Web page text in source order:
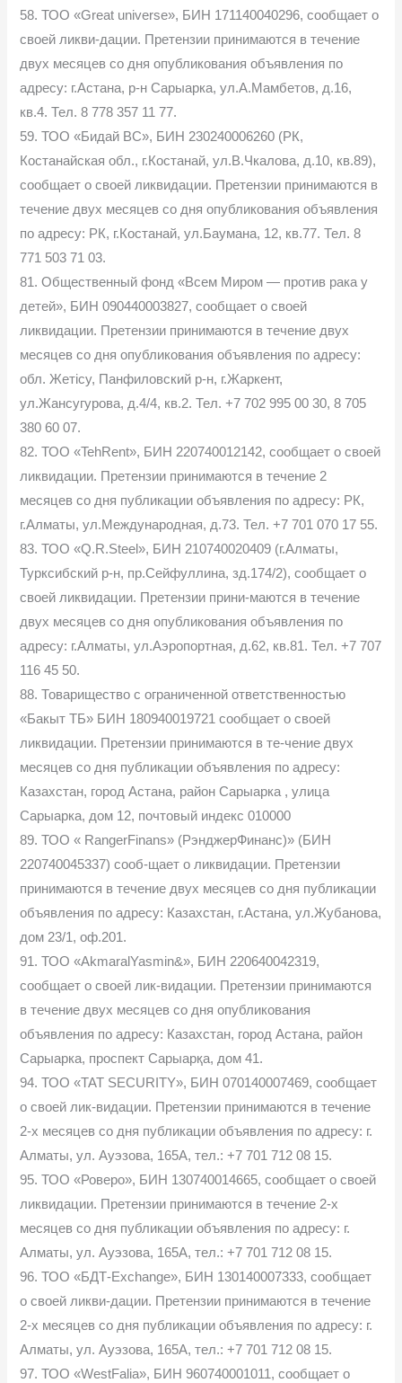
58. ТОО «Great universe», БИН 171140040296, сообщает о
своей ликви-дации. Претензии принимаются в течение
двух месяцев со дня опубликования объявления по
адресу: г.Астана, р-н Сарыарка, ул.А.Мамбетов, д.16,
кв.4. Тел. 8 778 357 11 77.
59. ТОО «Бидай ВС», БИН 230240006260 (РК,
Костанайская обл., г.Костанай, ул.В.Чкалова, д.10, кв.89),
сообщает о своей ликвидации. Претензии принимаются в
течение двух месяцев со дня опубликования объявления
по адресу: РК, г.Костанай, ул.Баумана, 12, кв.77. Тел. 8
771 503 71 03.
81. Общественный фонд «Всем Миром — против рака у
детей», БИН 090440003827, сообщает о своей
ликвидации. Претензии принимаются в течение двух
месяцев со дня опубликования объявления по адресу:
обл. Жетісу, Панфиловский р-н, г.Жаркент,
ул.Жансугурова, д.4/4, кв.2. Тел. +7 702 995 00 30, 8 705
380 60 07.
82. ТОО «TehRent», БИН 220740012142, сообщает о своей
ликвидации. Претензии принимаются в течение 2
месяцев со дня публикации объявления по адресу: РК,
г.Алматы, ул.Международная, д.73. Тел. +7 701 070 17 55.
83. ТОО «Q.R.Steel», БИН 210740020409 (г.Алматы,
Турксибский р-н, пр.Сейфуллина, зд.174/2), сообщает о
своей ликвидации. Претензии прини-маются в течение
двух месяцев со дня опубликования объявления по
адресу: г.Алматы, ул.Аэропортная, д.62, кв.81. Тел. +7 707
116 45 50.
88. Товарищество с ограниченной ответственностью
«Бакыт ТБ» БИН 180940019721 сообщает о своей
ликвидации. Претензии принимаются в те-чение двух
месяцев со дня публикации объявления по адресу:
Казахстан, город Астана, район Сарыарка , улица
Сарыарка, дом 12, почтовый индекс 010000
89. ТОО « RangerFinans» (РэнджерФинанс)» (БИН
220740045337) сооб-щает о ликвидации. Претензии
принимаются в течение двух месяцев со дня публикации
объявления по адресу: Казахстан, г.Астана, ул.Жубанова,
дом 23/1, оф.201.
91. ТОО «AkmaralYasmin&», БИН 220640042319,
сообщает о своей лик-видации. Претензии принимаются
в течение двух месяцев со дня опубликования
объявления по адресу: Казахстан, город Астана, район
Сарыарка, проспект Сарыарқа, дом 41.
94. ТОО «TAT SECURITY», БИН 070140007469, сообщает
о своей лик-видации. Претензии принимаются в течение
2-х месяцев со дня публикации объявления по адресу: г.
Алматы, ул. Ауэзова, 165А, тел.: +7 701 712 08 15.
95. ТОО «Роверо», БИН 130740014665, сообщает о своей
ликвидации. Претензии принимаются в течение 2-х
месяцев со дня публикации объявления по адресу: г.
Алматы, ул. Ауэзова, 165А, тел.: +7 701 712 08 15.
96. ТОО «БДТ-Exchange», БИН 130140007333, сообщает
о своей ликви-дации. Претензии принимаются в течение
2-х месяцев со дня публикации объявления по адресу: г.
Алматы, ул. Ауэзова, 165А, тел.: +7 701 712 08 15.
97. ТОО «WestFalia», БИН 960740001011, сообщает о